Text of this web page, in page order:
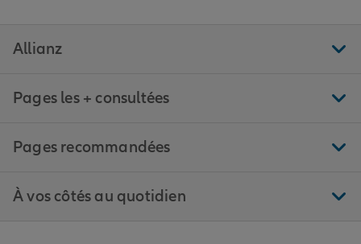
Allianz
Pages les + consultées
Pages recommandées
À vos côtés au quotidien